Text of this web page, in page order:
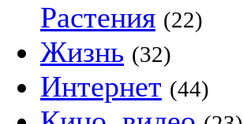
Растения (22)
Жизнь (32)
Интернет (44)